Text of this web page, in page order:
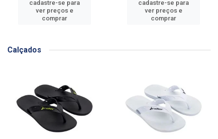
cadastre-se para
ver preços e
comprar
cadastre-se para
ver preços e
comprar
Calçados